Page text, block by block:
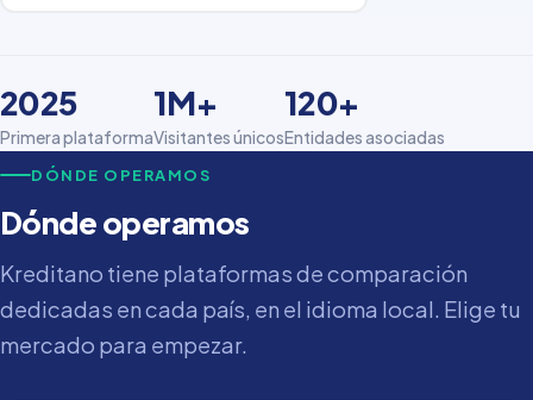
2025
Primera plataforma
1M+
Visitantes únicos
120+
Entidades asociadas
DÓNDE OPERAMOS
Dónde operamos
Kreditano tiene plataformas de comparación
dedicadas en cada país, en el idioma local. Elige tu
mercado para empezar.